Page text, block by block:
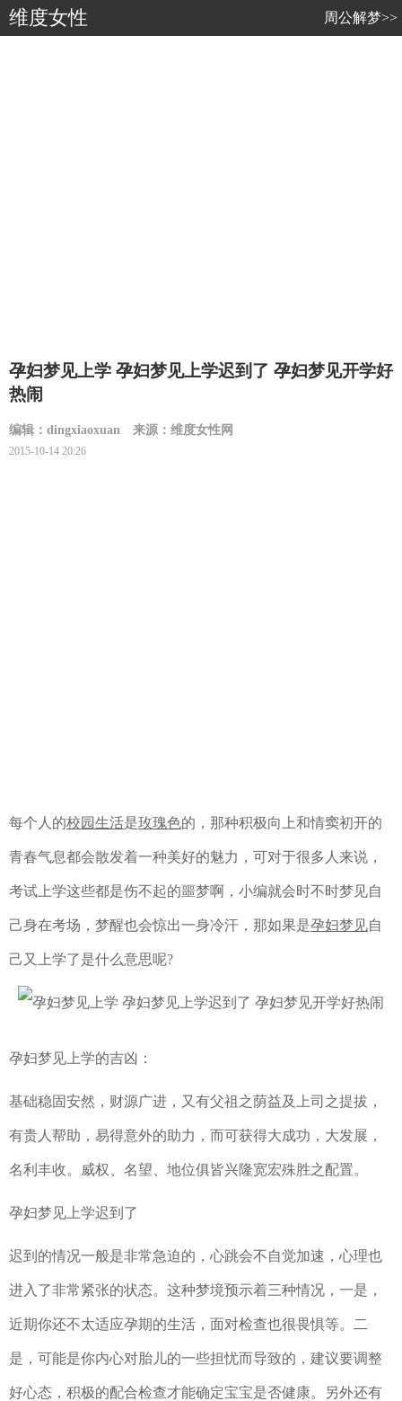
维度女性 周公解梦>>
孕妇梦见上学 孕妇梦见上学迟到了 孕妇梦见开学好
热闹
编辑：dingxiaoxuan 来源：维度女性网
2015-10-14 20:26
每个人的校园生活是玫瑰色的，那种积极向上和情窦初开的
青春气息都会散发着一种美好的魅力，可对于很多人来说，
考试上学这些都是伤不起的噩梦啊，小编就会时不时梦见自
己身在考场，梦醒也会惊出一身冷汗，那如果是孕妇梦见自
己又上学了是什么意思呢?
孕妇梦见上学的吉凶：
基础稳固安然，财源广进，又有父祖之荫益及上司之提拔，
有贵人帮助，易得意外的助力，而可获得大成功，大发展，
名利丰收。威权、名望、地位俱皆兴隆宽宏殊胜之配置。
孕妇梦见上学迟到了
迟到的情况一般是非常急迫的，心跳会不自觉加速，心理也
进入了非常紧张的状态。这种梦境预示着三种情况，一是，
近期你还不太适应孕期的生活，面对检查也很畏惧等。二
是，可能是你内心对胎儿的一些担忧而导致的，建议要调整
好心态，积极的配合检查才能确定宝宝是否健康。另外还有